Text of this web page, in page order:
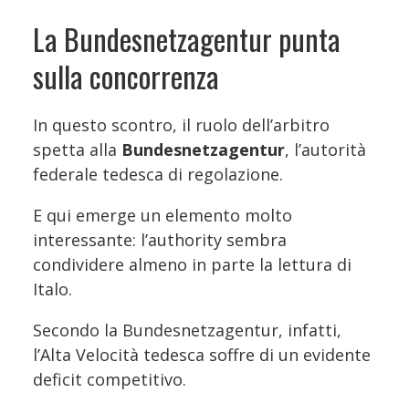
La Bundesnetzagentur punta
sulla concorrenza
In questo scontro, il ruolo dell’arbitro
spetta alla Bundesnetzagentur, l’autorità
federale tedesca di regolazione.
E qui emerge un elemento molto
interessante: l’authority sembra
condividere almeno in parte la lettura di
Italo.
Secondo la Bundesnetzagentur, infatti,
l’Alta Velocità tedesca soffre di un evidente
deficit competitivo.